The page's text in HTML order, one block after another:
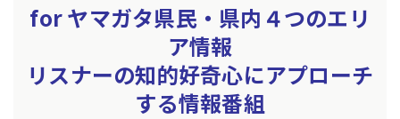
forヤマガタ県民・ 県内４つのエリ
ア情報
リスナーの知的好奇心にアプローチ
する情報番組